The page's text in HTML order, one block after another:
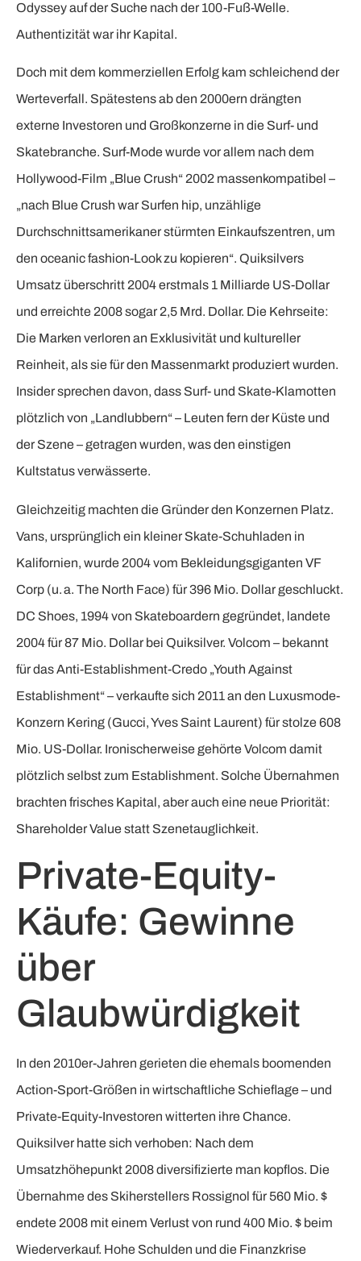
Odyssey auf der Suche nach der 100-Fuß-Welle.
Authentizität war ihr Kapital.
Doch mit dem kommerziellen Erfolg kam schleichend der
Werteverfall. Spätestens ab den 2000ern drängten
externe Investoren und Großkonzerne in die Surf- und
Skatebranche. Surf-Mode wurde vor allem nach dem
Hollywood-Film „Blue Crush“ 2002 massenkompatibel –
„nach Blue Crush war Surfen hip, unzählige
Durchschnittsamerikaner stürmten Einkaufszentren, um
den oceanic fashion-Look zu kopieren“. Quiksilvers
Umsatz überschritt 2004 erstmals 1 Milliarde US-Dollar
und erreichte 2008 sogar 2,5 Mrd. Dollar. Die Kehrseite:
Die Marken verloren an Exklusivität und kultureller
Reinheit, als sie für den Massenmarkt produziert wurden.
Insider sprechen davon, dass Surf- und Skate-Klamotten
plötzlich von „Landlubbern“ – Leuten fern der Küste und
der Szene – getragen wurden, was den einstigen
Kultstatus verwässerte.
Gleichzeitig machten die Gründer den Konzernen Platz.
Vans, ursprünglich ein kleiner Skate-Schuhladen in
Kalifornien, wurde 2004 vom Bekleidungsgiganten VF
Corp (u. a. The North Face) für 396 Mio. Dollar geschluckt.
DC Shoes, 1994 von Skateboardern gegründet, landete
2004 für 87 Mio. Dollar bei Quiksilver. Volcom – bekannt
für das Anti-Establishment-Credo „Youth Against
Establishment“ – verkaufte sich 2011 an den Luxusmode-
Konzern Kering (Gucci, Yves Saint Laurent) für stolze 608
Mio. US-Dollar. Ironischerweise gehörte Volcom damit
plötzlich selbst zum Establishment. Solche Übernahmen
brachten frisches Kapital, aber auch eine neue Priorität:
Shareholder Value statt Szenetauglichkeit.
Private-Equity-
Käufe: Gewinne
über
Glaubwürdigkeit
In den 2010er-Jahren gerieten die ehemals boomenden
Action-Sport-Größen in wirtschaftliche Schieflage – und
Private-Equity-Investoren witterten ihre Chance.
Quiksilver hatte sich verhoben: Nach dem
Umsatzhöhepunkt 2008 diversifizierte man kopflos. Die
Übernahme des Skiherstellers Rossignol für 560 Mio. $
endete 2008 mit einem Verlust von rund 400 Mio. $ beim
Wiederverkauf. Hohe Schulden und die Finanzkrise